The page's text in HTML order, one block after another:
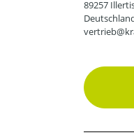
89257